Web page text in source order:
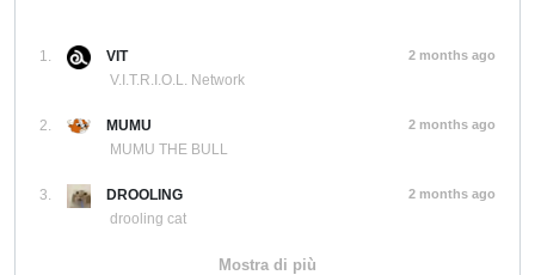
1.
VIT
V.I.T.R.I.O.L. Network
2 months ago
2.
MUMU
MUMU THE BULL
2 months ago
3.
DROOLING
drooling cat
2 months ago
Mostra di più